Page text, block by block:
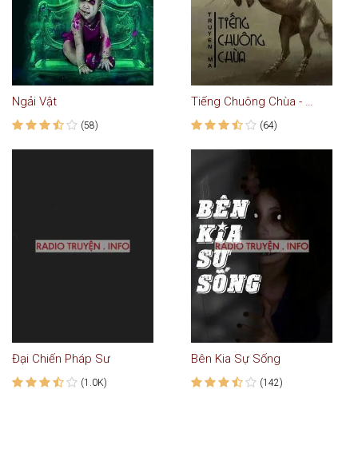
Ngải Vật
(58)
Tiếng Chuông Chùa - Truyện Kinh Dị
(64)
Đại Chiến Pháp Sư
(1.0K)
Bên Kia Sự Sống
(142)